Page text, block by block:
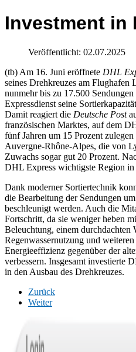
Investment in
Veröffentlicht: 02.07.2025
(tb) Am 16. Juni eröffnete DHL
seines Drehkreuzes am
nunmehr bis zu 17.500
Expressdienst seine
Damit reagiert die Deutsche Post
französischen Marktes, auf dem
fünf Jahren um 15 Prozent
Auvergne-Rhône-Alpes, die von
Zuwachs sogar gut 20 Prozent.
DHL Express wichtigste Region in
Dank moderner Sortiertechnik
die Bearbeitung der Sendungen
beschleunigt werden. Auch die
Fortschritt, da sie weniger heben
Beleuchtung, einem durchdachten
Regenwassernutzung und
Energieeffizienz gegenüber der
verbessern. Insgesamt investierte
in den Ausbau des Drehkreuzes.
Zurück
Weiter